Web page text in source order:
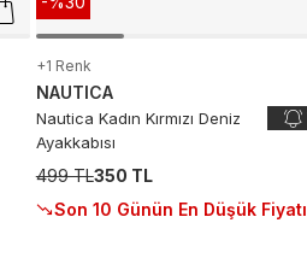
+1 Renk
NAUTICA
Nautica Kadın Kırmızı Deniz
Ayakkabısı
499 TL350 TL
Son 10 Günün En Düşük Fiyatı